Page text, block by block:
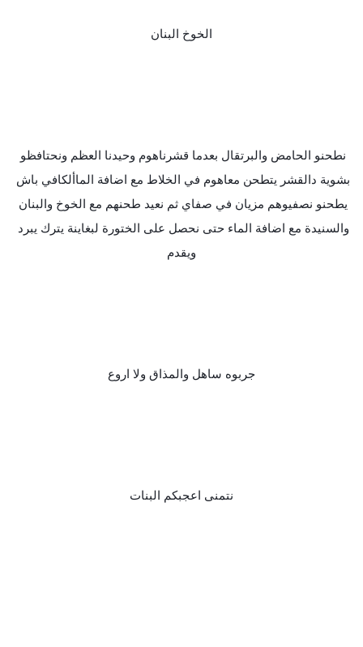
الخوخ البنان
ويقدم
جربوه ساهل والمذاق ولا اروع
نتمنى اعجبكم البنات